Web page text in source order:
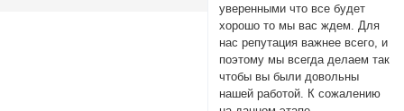
уверенными что все будет
хорошо то мы вас ждем. Для
нас репутация важнее всего, и
поэтому мы всегда делаем так
чтобы вы были довольны
нашей работой. К сожалению